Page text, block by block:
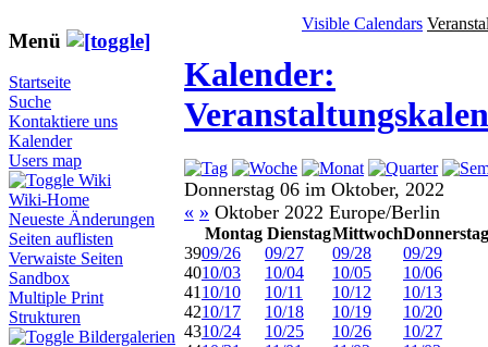
Menü
Startseite
Suche
Kontaktiere uns
Kalender
Users map
Wiki
Wiki-Home
Neueste Änderungen
Seiten auflisten
Verwaiste Seiten
Sandbox
Multiple Print
Strukturen
Bildergalerien
Visible Calendars
Kalender:
Donnerstag 06 im Oktober, 2022
« » Oktober 2022 Europe/Berlin
Montag DienstagMittwochDonnerstag
3909/26 09/27 09/28
09/29
4010/03 10/04 10/05
10/06
41 10/10 10/11 10/12
10/13
4210/17 10/18 10/19
10/20
4310/24 10/25 10/26
10/27